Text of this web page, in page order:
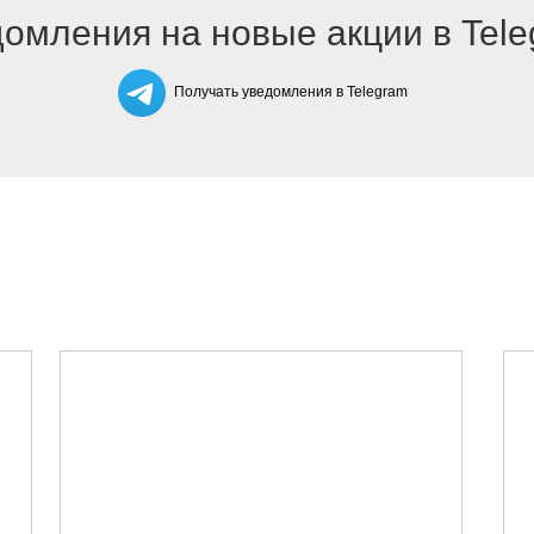
на новые акции в
Получать уведомления в Telegram